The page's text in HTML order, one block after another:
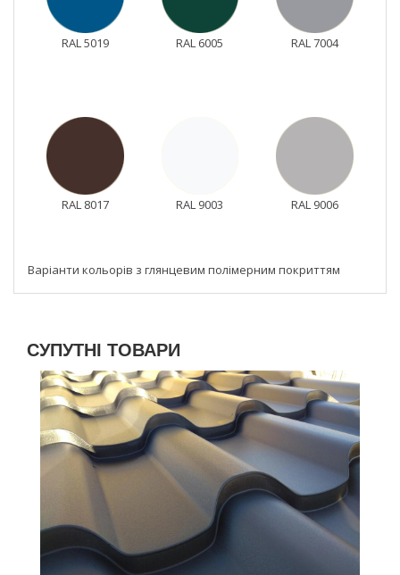
RAL 5019 RAL 6005 RAL 7004
RAL 8017 RAL 9003 RAL 9006
Варіанти кольорів з глянцевим полімерним покриттям
СУПУТНІ ТОВАРИ
Детально